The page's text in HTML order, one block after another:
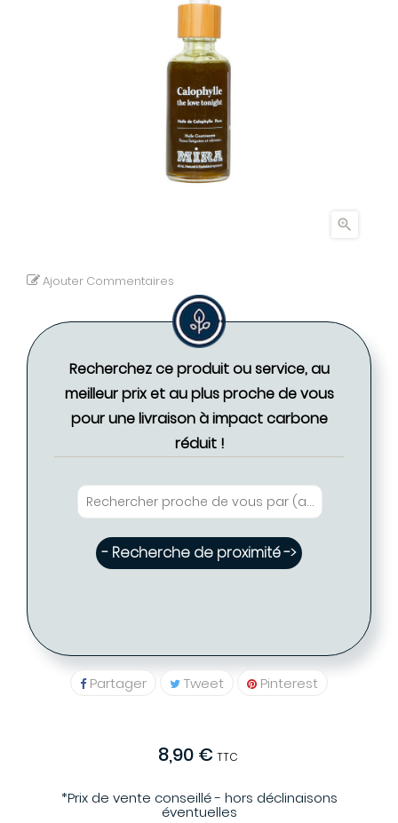

Ajouter Commentaires
Recherchez ce produit ou service, au
meilleur prix et au plus proche de vous
pour une livraison à impact carbone
réduit !
- Recherche de proximité ->
Partager Tweet Pinterest
8,90 € TTC
*Prix de vente conseillé - hors déclinaisons
éventuelles